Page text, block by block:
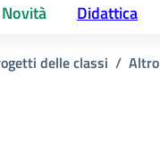
Novità Didattica
delle classi Altro